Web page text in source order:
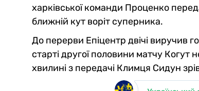
харківської команди Проценко
ближній кут воріт суперника.
До перерви Епіцентр двічі виручив
старті другої половини матчу Когут
хвилині з передачі Климця Сидун